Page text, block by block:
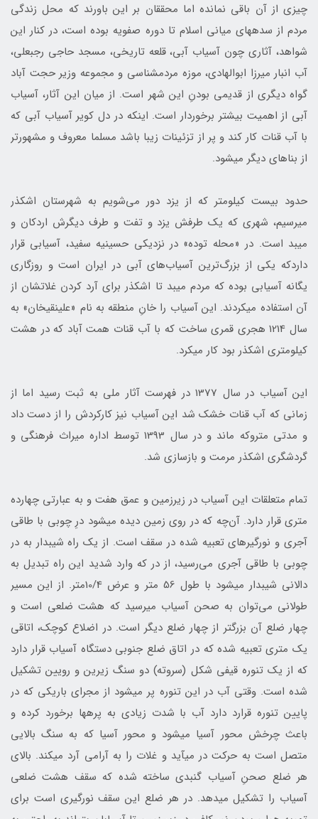
چیزی از آن باقی نمانده اما محققان بر این باورند که محل زندگی
مردم از سده‎های میانی اسلام تا دوره صفویه بوده است، در کنار این
شواهد، آثاری چون آسیاب آبی، قلعه تاریخی، مسجد حاجی رجبعلی،
آب انبار میرزا ابوالهادی، موزه مردم‎شناسی و مجموعه وزیر حجت آباد
گواه دیگری از قدیمی بودنِ این شهر است. از میان این آثار، آسیاب
آبی از اهمیت بیشتر برخوردار است. این‎که در دل کویر آسیاب آبی که
با آب قنات کار کند و پر از تزئینات زیبا باشد مسلما معروف و مشهورتر
از بناهای دیگر می‎شود.
حدود بیست کیلومتر که از یزد دور می‌شویم به شهرستان اشکذر
می‎رسیم، شهری که یک طرفش یزد و تفت و طرف دیگرش اردکان و
میبد است. در «محله توده» در نزدیکی حسینیه سفید، آسیابی قرار
داردکه یکی از بزرگ‌ترین آسیاب‌های آبی در ایران است و روزگاری
یگانه آسیابی بوده که مردم میبد تا اشکذر برای آرد کردن غلاتشان از
آن استفاده می‎کردند. این آسیاب را خانِ منطقه به نام «علینقی‎خان» به
سال 1214 هجری قمری ساخت که با آب قنات همت آباد که در هشت
کیلومتری اشکذر بود کار می‎کرد.
این آسیاب در سال 1377 در فهرست آثار ملی به ثبت رسید اما از
زمانی که آب قنات خشک شد این آسیاب نیز کارکردش را از دست داد
و مدتی متروکه ماند و در سال 1393 توسط اداره میراث فرهنگی و
گردشگری اشکذر مرمت و بازسازی شد.
تمام متعلقات این آسیاب در زیرزمین و عمق هفت و به عبارتی چهارده
متری قرار دارد. آن‌چه که در روی زمین دیده می‎شود درِ چوبی با طاقی
آجری و نورگیرهای تعبیه شده در سقف است. از یک راه شیب‎دار به در
چوبی با طاقی آجری می‌رسید، از در که وارد شدید این راه تبدیل به
دالانی شیب‎دار می‎شود با طول 56 متر و عرض 10/4متر. از این مسیر
طولانی می‌توان به صحن آسیاب می‎رسید که هشت ضلعی است و
چهار ضلع آن بزرگتر از چهار ضلع دیگر است. در اضلاع کوچک، اتاقی
یک متری تعبیه شده که در اتاق ضلع جنوبی دستگاه آسیاب قرار دارد
که از یک تنوره قیفی شکل (سروته) دو سنگ زیرین و رویین تشکیل
شده است. وقتی آب در این تنوره پر می‏شود از مجرای باریکی که در
پایین تنوره قرارد دارد آب با شدت زیادی به پره‎ها برخورد کرده و
باعث چرخش محور آسیا می‎شود و محور آسیا که به سنگ بالایی
متصل است به حرکت در می‎آید و غلات را به آرامی آرد می‏کند. بالای
هر ضلع صحنِ آسیاب گنبدی ساخته شده که سقف هشت ضلعی
آسیاب را تشکیل می‎دهد. در هر ضلع این سقف نورگیری است برای